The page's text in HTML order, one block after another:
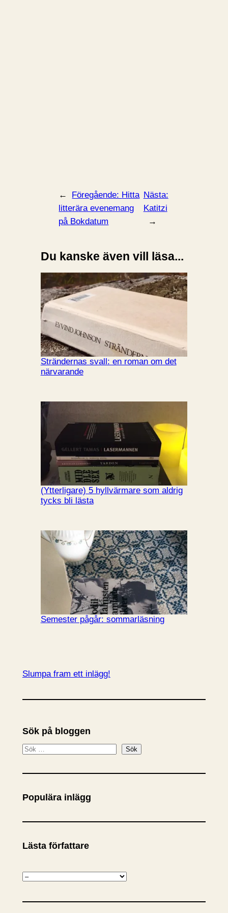
← Föregående: Hitta
litterära evenemang
på Bokdatum
Nästa:
Katitzi
→
Du kanske även vill läsa...
Strändernas svall: en roman om det
närvarande
(Ytterligare) 5 hyllvärmare som aldrig
tycks bli lästa
Semester pågår: sommarläsning
Slumpa fram ett inlägg!
Sök på bloggen
S
k
Sök
Populära inlägg
Lästa författare
K
t